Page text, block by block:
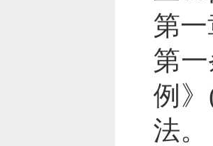
第
第
例
法。